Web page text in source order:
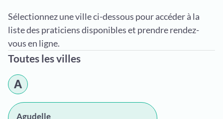
Sélectionnez une ville ci-dessous pour accéder à la
liste des praticiens disponibles et prendre rendez-
vous en ligne.
Toutes les villes
A
Agudelle